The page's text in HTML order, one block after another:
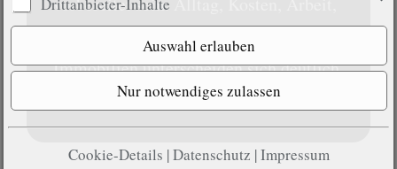
Gesundheit, Wohnortwahl und
Immobilien unterscheiden sich deutlich
vom klassischen Feriengefühl.
Cookie-Details |Datenschutz |Impressum